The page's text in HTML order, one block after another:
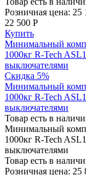
Розничная цена: 25
22 500 Р
Купить
Минимальный
1000кг R-Tech
выключателями
Скидка 5%
Минимальный
1000кг R-Tech
выключателями
Товар есть в
Минимальный
1000кг R-Tech
выключателями
Товар есть в
Розничная цена: 25